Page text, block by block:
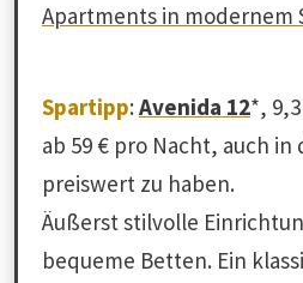
Apartments in modernem
Spartipp:Avenida 12*,
ab 59 € pro Nacht, auch in
preiswert zu haben.
Äußerst stilvolle
bequeme Betten. Ein